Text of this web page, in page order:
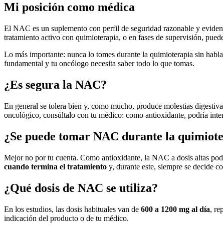
Mi posición como médica
El NAC es un suplemento con perfil de seguridad razonable y
tratamiento activo con quimioterapia, o en fases de supervisión,
Lo más importante: nunca lo tomes durante la quimioterapia sin
fundamental y tu oncólogo necesita saber todo lo que tomas.
¿Es segura la NAC?
En general se tolera bien y, como mucho, produce molestias
oncológico, consúltalo con tu médico: como antioxidante, podría
¿Se puede tomar NAC durante la
Mejor no por tu cuenta. Como antioxidante, la NAC a dosis altas
cuando termina el tratamiento y, durante este, siempre se decide
¿Qué dosis de NAC se utiliza?
En los estudios, las dosis habituales van de 600 a 1200 mg al día,
indicación del producto o de tu médico.